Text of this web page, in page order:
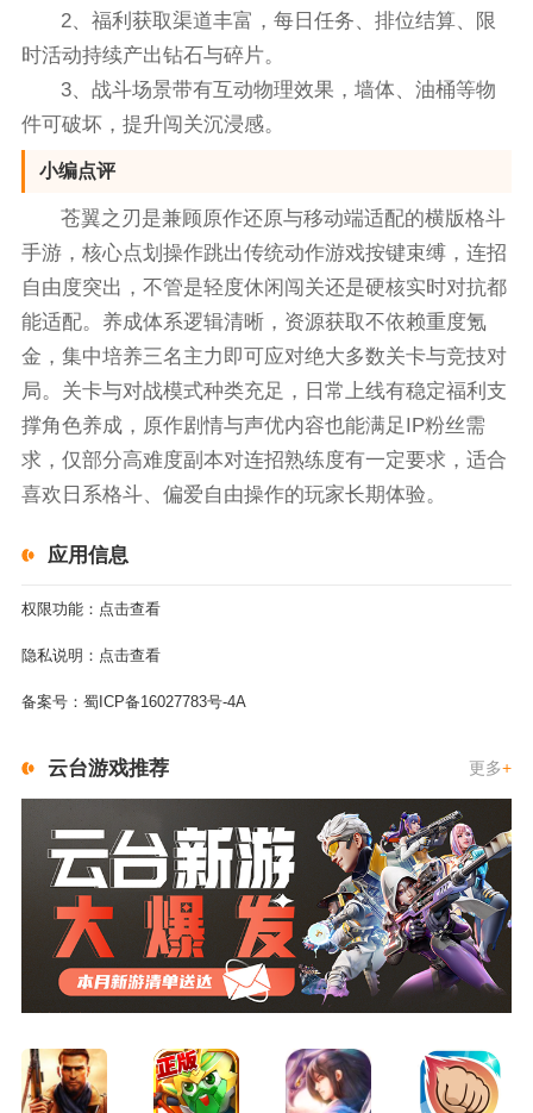
2、福利获取渠道丰富，每日任务、排位结算、限
时活动持续产出钻石与碎片。
3、战斗场景带有互动物理效果，墙体、油桶等物
件可破坏，提升闯关沉浸感。
小编点评
苍翼之刃是兼顾原作还原与移动端适配的横版格斗
手游，核心点划操作跳出传统动作游戏按键束缚，连招
自由度突出，不管是轻度休闲闯关还是硬核实时对抗都
能适配。养成体系逻辑清晰，资源获取不依赖重度氪
金，集中培养三名主力即可应对绝大多数关卡与竞技对
局。关卡与对战模式种类充足，日常上线有稳定福利支
撑角色养成，原作剧情与声优内容也能满足IP粉丝需
求，仅部分高难度副本对连招熟练度有一定要求，适合
喜欢日系格斗、偏爱自由操作的玩家长期体验。
应用信息
权限功能： 点击查看
隐私说明： 点击查看
备案号： 蜀ICP备16027783号-4A
云台游戏推荐 更多+